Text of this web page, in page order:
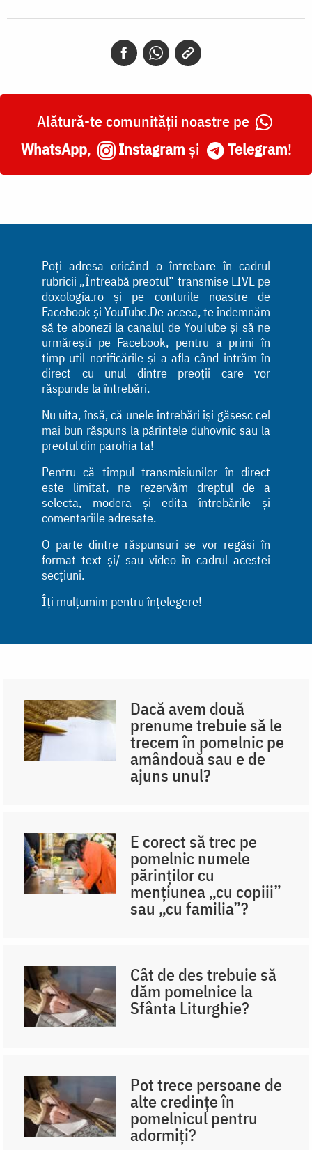
Alătură-te comunității noastre pe
WhatsApp, Instagram și Telegram!
Poți adresa oricând o întrebare în cadrul
rubricii „Întreabă preotul” transmise LIVE pe
doxologia.ro și pe conturile noastre de
Facebook și YouTube.De aceea, te îndemnăm
să te abonezi la canalul de YouTube și să ne
urmărești pe Facebook, pentru a primi în
timp util notificările și a afla când intrăm în
direct cu unul dintre preoții care vor
răspunde la întrebări.
Nu uita, însă, că unele întrebări își găsesc cel
mai bun răspuns la părintele duhovnic sau la
preotul din parohia ta!
Pentru că timpul transmisiunilor în direct
este limitat, ne rezervăm dreptul de a
selecta, modera și edita întrebările și
comentariile adresate.
O parte dintre răspunsuri se vor regăsi în
format text și/ sau video în cadrul acestei
secțiuni.
Îți mulțumim pentru înțelegere!
Dacă avem două
prenume trebuie să le
trecem în pomelnic pe
amândouă sau e de
ajuns unul?
E corect să trec pe
pomelnic numele
părinților cu
mențiunea „cu copiii”
sau „cu familia”?
Cât de des trebuie să
dăm pomelnice la
Sfânta Liturghie?
Pot trece persoane de
alte credințe în
pomelnicul pentru
adormiți?